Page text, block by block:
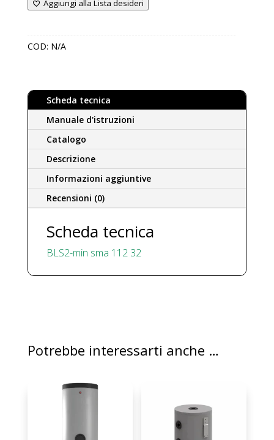
doppio
circolazione
200/1000
quantità
Aggiungi alla Lista desideri
COD: N/A
Scheda tecnica
Manuale d'istruzioni
Catalogo
Descrizione
Informazioni aggiuntive
Recensioni (0)
Scheda tecnica
BLS2-min sma 112 32
Potrebbe interessarti anche …